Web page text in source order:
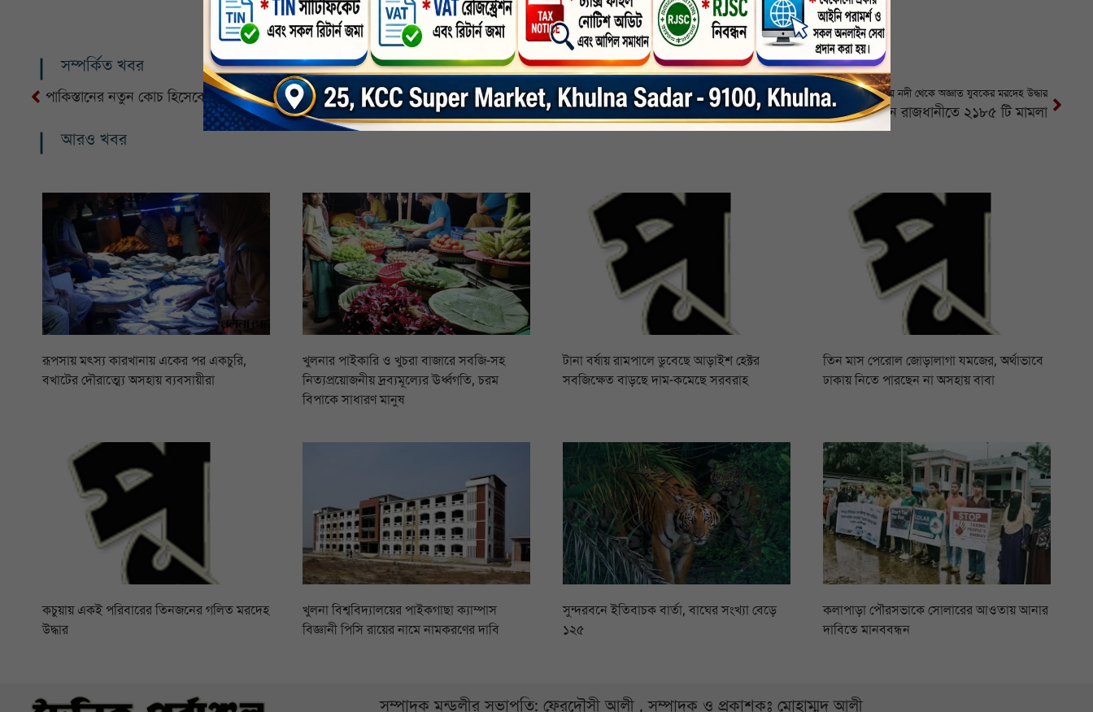
সম্পর্কিত খবর
পাকিস্তানের নতুন কোচ হিসেবে নিয়োগ পেলেন মাইক হেসন পটুয়াখালীর কলাপাড়ায় নদী থেকে অজ্ঞাত যুবকের মরদেহ উদ্ধার
ট্রাফিক আইন লঙ্ঘনে রাজধানীতে ২১৮৫ টি মামলা
আরও খবর
রূপসায় মৎস্য কারখানায় একের পর একচুরি,
বখাটের দৌরাত্ম্যে অসহায় ব্যবসায়ীরা
খুলনার পাইকারি ও খুচরা বাজারে সবজি-সহ
নিত্যপ্রয়োজনীয় দ্রব্যমূল্যের ঊর্ধ্বগতি, চরম
বিপাকে সাধারণ মানুষ
টানা বর্ষায় রামপালে ডুবেছে আড়াইশ হেক্টর
সবজিক্ষেত বাড়ছে দাম-কমেছে সরবরাহ
তিন মাস পেরোল জোড়ালাগা যমজের, অর্থাভাবে
ঢাকায় নিতে পারছেন না অসহায় বাবা
কচুয়ায় একই পরিবারের তিনজনের গলিত মরদেহ
উদ্ধার
খুলনা বিশ্ববিদ্যালয়ের পাইকগাছা ক্যাম্পাস
বিজ্ঞানী পিসি রায়ের নামে নামকরণের দাবি
সুন্দরবনে ইতিবাচক বার্তা, বাঘের সংখ্যা বেড়ে
১২৫
কলাপাড়া পৌরসভাকে সোলারের আওতায় আনার
দাবিতে মানববন্ধন
সম্পাদক মন্ডলীর সভাপতি: ফেরদৌসী আলী , সম্পাদক ও প্রকাশকঃ মোহাম্মদ আলী